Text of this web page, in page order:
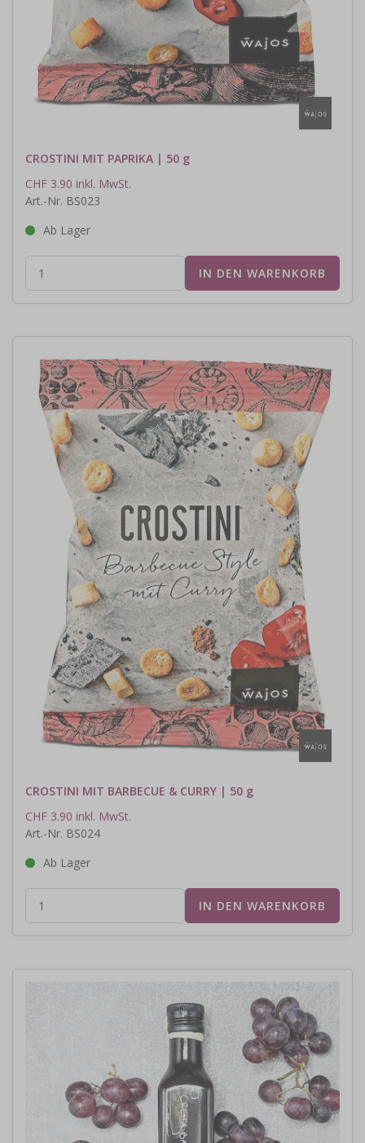
CROSTINI MIT PAPRIKA | 50 g
CHF 3.90 inkl. MwSt.
Art.-Nr. BS023
Ab Lager
CROSTINI MIT BARBECUE & CURRY | 50 g
CHF 3.90 inkl. MwSt.
Art.-Nr. BS024
Ab Lager